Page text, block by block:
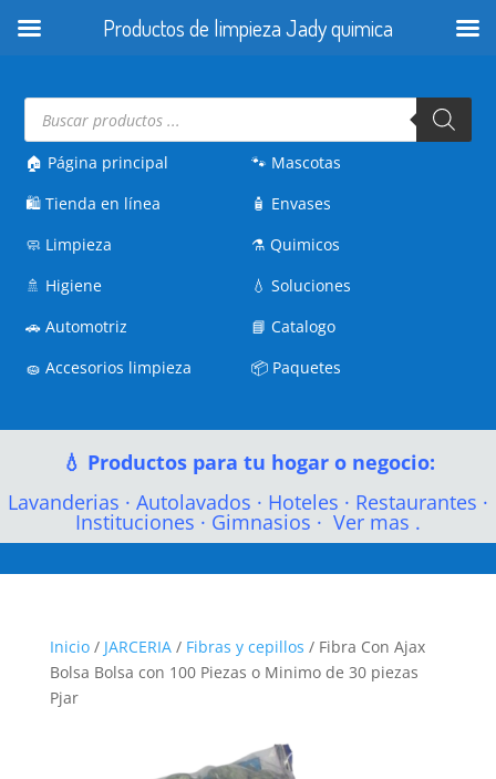
Búsqueda
productos
🏠 Página principal
🛍️Tienda en línea
🧼 Limpieza
🚿 Higiene
🚗Automotriz
🧽Accesorios limpieza
🐾 Mascotas
🧴 Envases
⚗️Quimicos
💧Soluciones
📘Catalogo
📦 Paquetes
💧 Productos para tu hogar o negocio:
Lavanderias · Autolavados · Hoteles · Restaurantes ·
Instituciones · Gimnasios · Ver mas .
Inicio/ JARCERIA/ Fibras y cepillos / Fibra Con Ajax
Bolsa Bolsa con 100 Piezas o Minimo de 30 piezas
Pjar
Productos de limpieza Jady quimica